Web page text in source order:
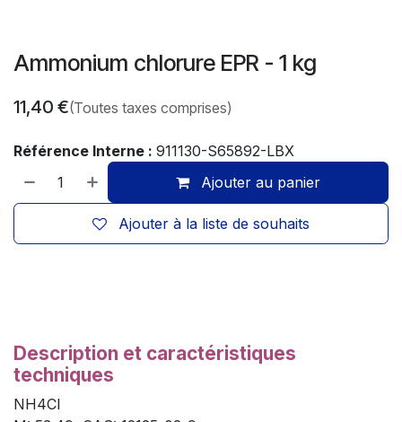
Ammonium chlorure EPR - 1 kg
11,40 €(Toutes taxes comprises)
Référence Interne : 911130-S65892-LBX
Ajouter au panier
Ajouter à la liste de souhaits
Description et caractéristiques
techniques
NH4Cl